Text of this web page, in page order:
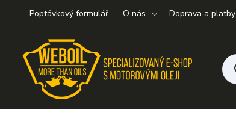
Poptávkový formulář O nás Doprava a platby